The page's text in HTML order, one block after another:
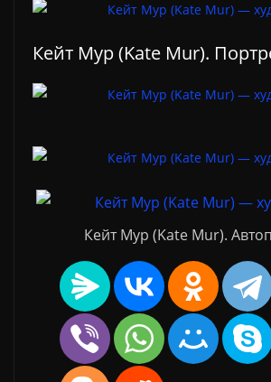
Кейт Мур (Kate Mur).
Кейт Мур (Kate Mur).